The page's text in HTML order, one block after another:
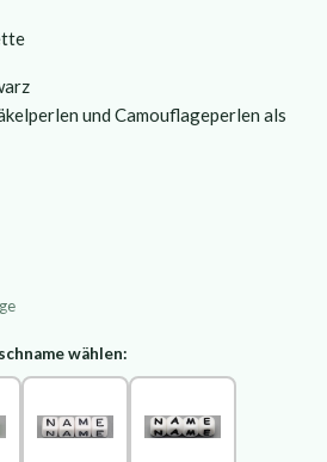
und Camouflageperlen als
wählen: